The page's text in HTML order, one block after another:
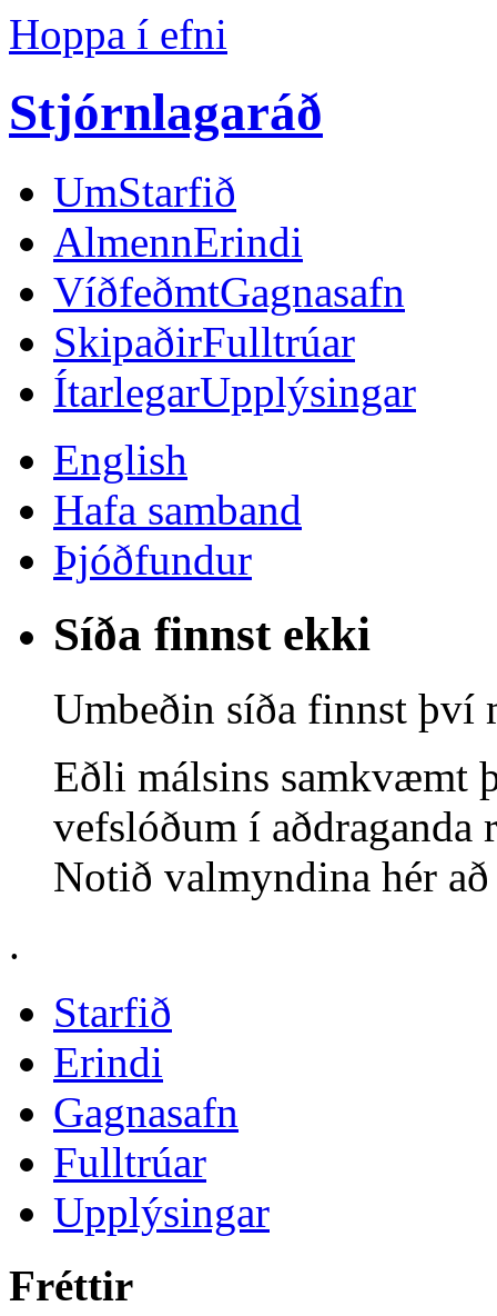
Hoppa í efni
Stjórnlagaráð
UmStarfið
AlmennErindi
VíðfeðmtGagnasafn
SkipaðirFulltrúar
ÍtarlegarUpplýsingar
English
Hafa samband
Þjóðfundur
Síða finnst ekki
Umbeðin síða finnst því
Eðli málsins samkvæmt
vefslóðum í aðdraganda
Notið valmyndina hér
.
Starfið
Erindi
Gagnasafn
Fulltrúar
Upplýsingar
Fréttir